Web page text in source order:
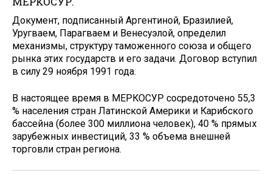
Документ, подписанный Аргентиной, Бразилией,
Уругваем, Парагваем и Венесуэлой, определил
механизмы, структуру таможенного союза и общего
рынка этих государств и его задачи. Договор вступил
в силу 29 ноября 1991 года.
В настоящее время в МЕРКОСУР сосредоточено 55,3
% населения стран Латинской Америки и Карибского
бассейна (более 300 миллиона человек), 40 % прямых
зарубежных инвестиций, 33 % объема внешней
торговли стран региона.